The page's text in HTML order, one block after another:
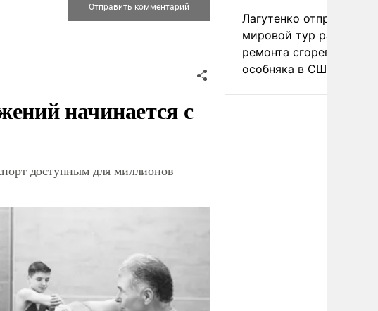
начинается с
доступным для миллионов
Лагутенко отправился в
мировой тур ради
ремонта сгоревшего
особняка в США